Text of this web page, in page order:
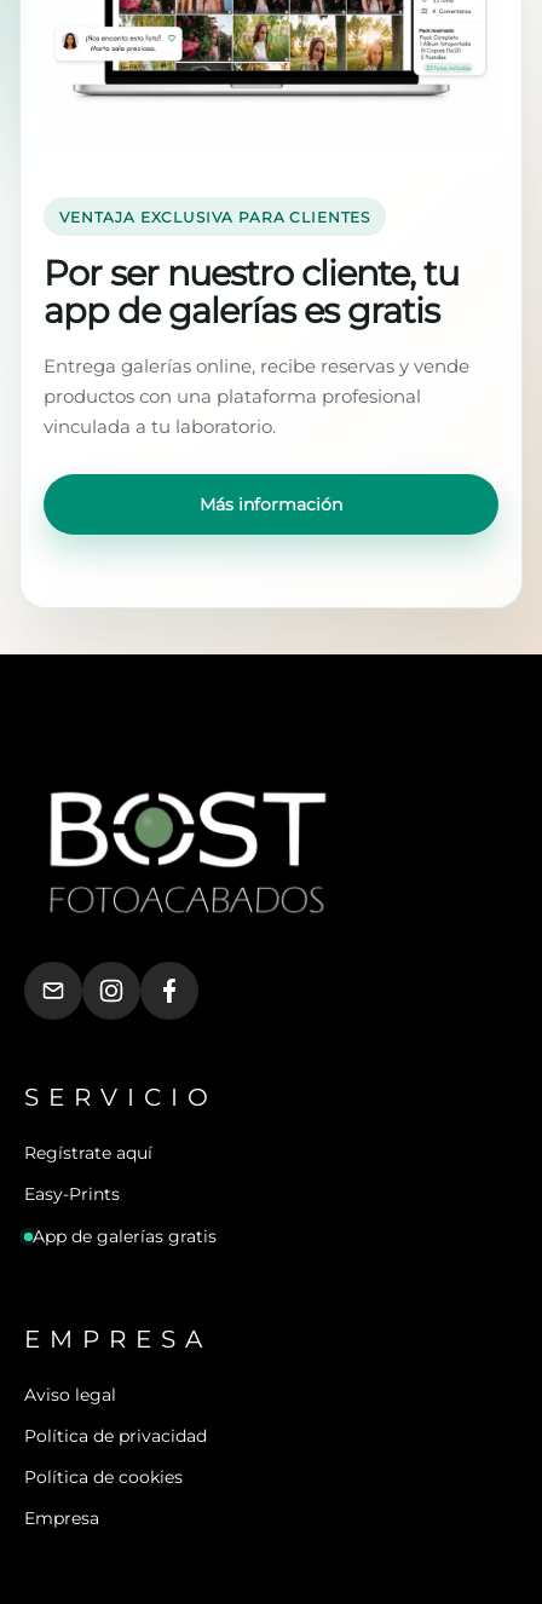
VENTAJA EXCLUSIVA PARA CLIENTES
Por ser nuestro cliente, tu
app de galerías es gratis
Entrega galerías online, recibe reservas y vende
productos con una plataforma profesional
vinculada a tu laboratorio.
Más información
SERVICIO
Regístrate aquí
Easy-Prints
App de galerías gratis
EMPRESA
Aviso legal
Política de privacidad
Política de cookies
Empresa